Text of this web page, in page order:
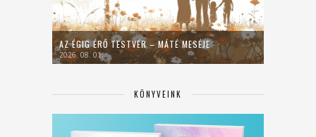
AZ ÉGIG ÉRŐ TESTVÉR – MÁTÉ MESÉJE
2026. 08. 01.
KÖNYVEINK